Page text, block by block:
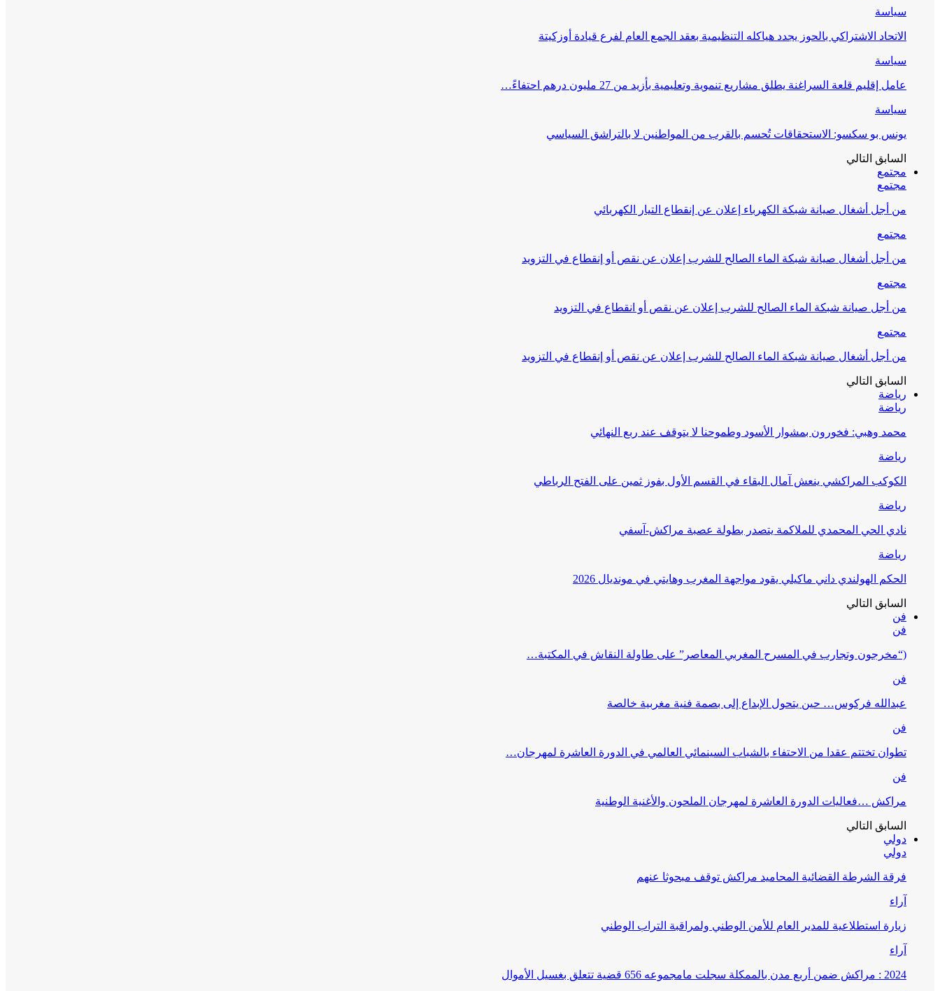
سياسة
الاتحاد الاشتراكي بالحوز يجدد هياكله التنظيمية بعقد الجمع العام لفرع قيادة أوزكيتة
سياسة
عامل إقليم قلعة السراغنة يطلق مشاريع تنموية وتعليمية بأزيد من 27 مليون درهم احتفاءً…
سياسة
يونس بو سكسو: الاستحقاقات تُحسم بالقرب من المواطنين لا بالتراشق السياسي
السابق التالي
مجتمع
مجتمع
من أجل أشغال صيانة شبكة الكهرباء إعلان عن إنقطاع التيار الكهربائي
مجتمع
من أجل أشغال صيانة شبكة الماء الصالح للشرب إعلان عن نقص أو إنقطاع في التزويد
مجتمع
من أجل صيانة شبكة الماء الصالح للشرب إعلان عن نقص أو انقطاع في التزويد
مجتمع
من أجل أشغال صيانة شبكة الماء الصالح للشرب إعلان عن نقص أو إنقطاع في التزويد
السابق التالي
رياضة
رياضة
محمد وهبي: فخورون بمشوار الأسود وطموحنا لا يتوقف عند ربع النهائي
رياضة
الكوكب المراكشي ينعش آمال البقاء في القسم الأول بفوز ثمين على الفتح الرباطي
رياضة
نادي الحي المحمدي للملاكمة يتصدر بطولة عصبة مراكش-آسفي
رياضة
الحكم الهولندي داني ماكيلي يقود مواجهة المغرب وهايتي في مونديال 2026
السابق التالي
فن
فن
(“مخرجون وتجارب في المسرح المغربي المعاصر” على طاولة النقاش في المكتبة…
فن
عبدالله فركوس… حين يتحول الإبداع إلى بصمة فنية مغربية خالصة
فن
تطوان تختتم عقدا من الاحتفاء بالشباب السينمائي العالمي في الدورة العاشرة لمهرجان…
فن
مراكش …فعاليات الدورة العاشرة لمهرجان الملحون والأغنية الوطنية
السابق التالي
دولي
دولي
فرقة الشرطة القضائية المحاميد مراكش توقف مبحوثا عنهم
آراء
زيارة استطلاعية للمدير العام للأمن الوطني ولمراقبة التراب الوطني
آراء
2024 : مراكش ضمن أربع مدن بالممكلة سجلت مامجموعه 656 قضية تتعلق بغسيل الأموال